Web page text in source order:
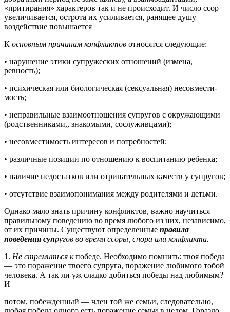
«притирания» характеров так и не происходит. И число ссор
увеличивается, острота их усиливается, ранящее душу
воздействие повышается
К основным причинам конфликтов относятся следующие:
• нарушение этики супружеских отношений (измена,
ревность);
• психическая или биологическая (сексуальная) несовмести­
мость;
• неправильные взаимоотношения супругов с окружающими
(родственниками,, знакомыми, сослуживцами);
• несовместимость интересов и потребностей;
• различные позиции по отношению к воспитанию ребенка;
• наличие недостатков или отрицательных качеств у супругов;
• отсутствие взаимопонимания между родителями и детьми.
Однако мало знать причину конфликтов, важно научиться
правильному поведению во время любого из них, независимо,
от их причины. Существуют определенные правила
поведения суп­ругов во время ссоры, спора или конфликта.
1. Не стремиться кпобеде. Необходимо помнить: твоя победа
— это поражение твоего супруга, поражение любимого тобой
человека. А так ли уж сладко добиться победы над любимым?
И
потом, побежденный — член той же семьи, следовательно,